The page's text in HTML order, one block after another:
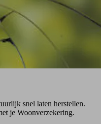
snel laten herstellen.
je Woonverzekering.